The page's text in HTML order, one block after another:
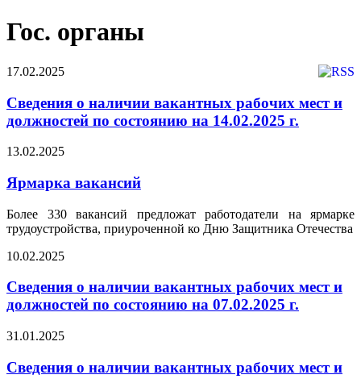
Гос. органы
17.02.2025
Сведения о наличии вакантных рабочих мест и
должностей по состоянию на 14.02.2025 г.
13.02.2025
Ярмарка вакансий
Более 330 вакансий предложат работодатели на ярмарке
трудоустройства, приуроченной ко Дню Защитника Отечества
10.02.2025
Сведения о наличии вакантных рабочих мест и
должностей по состоянию на 07.02.2025 г.
31.01.2025
Сведения о наличии вакантных рабочих мест и